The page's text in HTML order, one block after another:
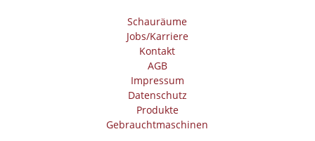
Schauräume
Jobs/Karriere
Kontakt
AGB
Impressum
Datenschutz
Produkte
Gebrauchtmaschinen